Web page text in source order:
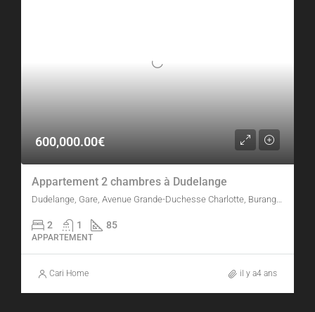
600,000.00€
Appartement 2 chambres à Dudelange
Dudelange, Gare, Avenue Grande-Duchesse Charlotte, Burange, Dudelange, Canton Esch-sur-Alzette, 3595, Luxembourg
2 1 85
APPARTEMENT
Cari Home il y a4 ans